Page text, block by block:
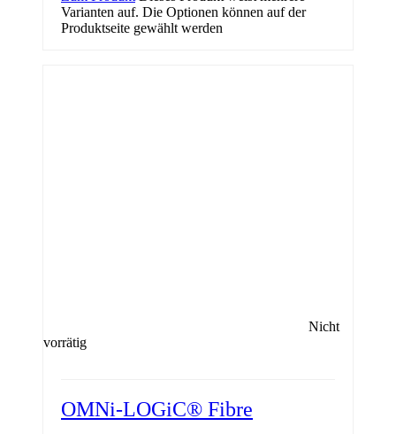
Varianten auf. Die Optionen können auf der
Produktseite gewählt werden
Nicht
vorrätig
OMNi-LOGiC® Fibre